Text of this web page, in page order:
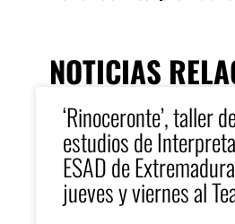
NOTICIAS
‘Rinoceronte’, taller
estudios de
ESAD de
jueves y viernes al